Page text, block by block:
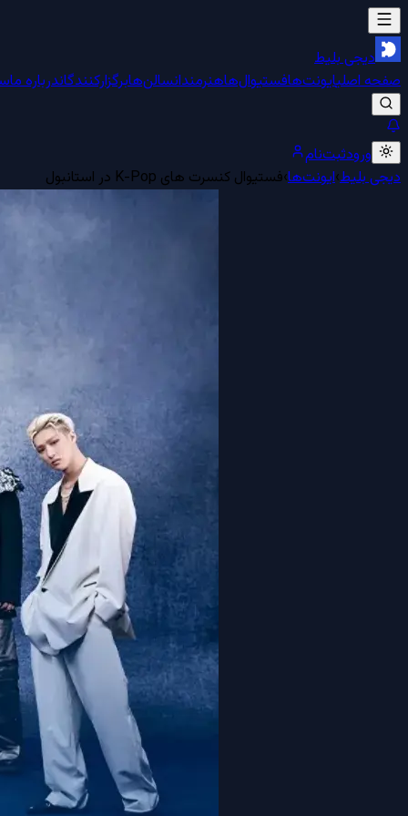
دیجی بلیط
صفحه اصلیایونت‌هافستیوال‌هاهنرمندانسالن‌هابرگزارکنندگاندرباره ما
ورودثبت‌نام
دیجی بلیط›ایونت‌ها›فستیوال کنسرت های K-Pop در استانبول